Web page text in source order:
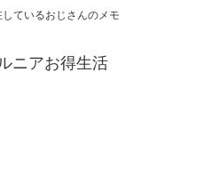
ているおじさんのメモ
ニアお得生活